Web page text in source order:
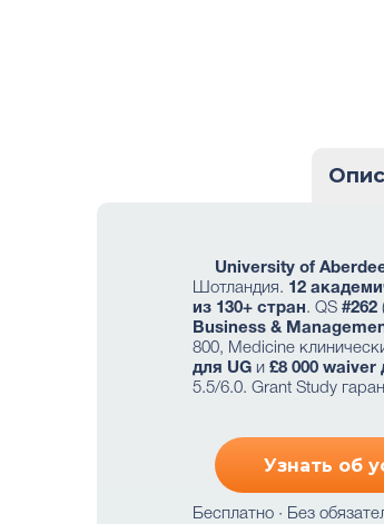
University of
Шотландия. 12
из 130+ стран. QS #262
Business &
800, Medicine
для UG и £8 000 waiver
5.5/6.0. Grant Study
Узнать об
Бесплатно · Без